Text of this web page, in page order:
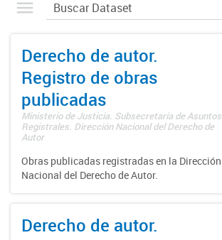
Derecho de autor.
Registro de obras
publicadas
Ministerio de Justicia. Subsecretaría de Asuntos
Registrales. Dirección Nacional del Derecho de
Autor
Obras publicadas registradas en la Dirección
Nacional del Derecho de Autor.
Derecho de autor.